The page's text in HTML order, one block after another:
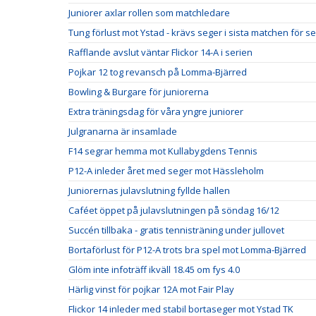
Juniorer axlar rollen som matchledare
Tung förlust mot Ystad - krävs seger i sista matchen för
Rafflande avslut väntar Flickor 14-A i serien
Pojkar 12 tog revansch på Lomma-Bjärred
Bowling & Burgare för juniorerna
Extra träningsdag för våra yngre juniorer
Julgranarna är insamlade
F14 segrar hemma mot Kullabygdens Tennis
P12-A inleder året med seger mot Hässleholm
Juniorernas julavslutning fyllde hallen
Caféet öppet på julavslutningen på söndag 16/12
Succén tillbaka - gratis tennisträning under jullovet
Bortaförlust för P12-A trots bra spel mot Lomma-Bjärred
Glöm inte infoträff ikväll 18.45 om fys 4.0
Härlig vinst för pojkar 12A mot Fair Play
Flickor 14 inleder med stabil bortaseger mot Ystad TK